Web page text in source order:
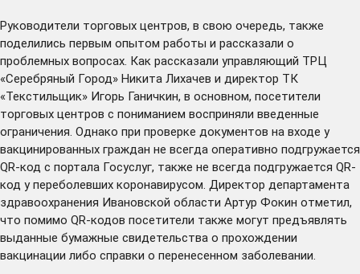
Руководители торговых центров, в свою очередь, также
поделились первым опытом работы и рассказали о
проблемных вопросах. Как рассказали управляющий ТРЦ
«Серебряный Город» Никита Лихачев и директор ТК
«Текстильщик» Игорь Ганичкин, в основном, посетители
торговых центров с пониманием восприняли введенные
ограничения. Однако при проверке документов на входе у
вакцинированных граждан не всегда оперативно подгружается
QR-код с портала Госуслуг, также не всегда подгружается QR-
код у переболевших коронавирусом. Директор департамента
здравоохранения Ивановской области Артур Фокин отметил,
что помимо QR-кодов посетители также могут предъявлять
выданные бумажные свидетельства о прохождении
вакцинации либо справки о перенесенном заболевании.